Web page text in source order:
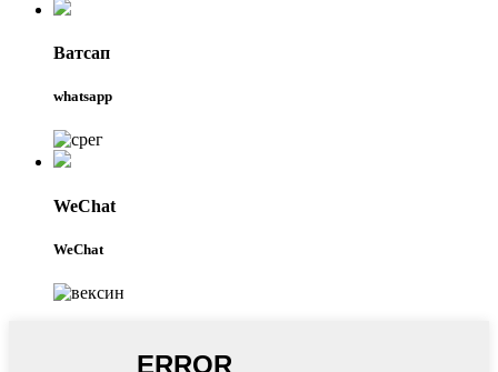
Ватсап
whatsapp
WeChat
WeChat